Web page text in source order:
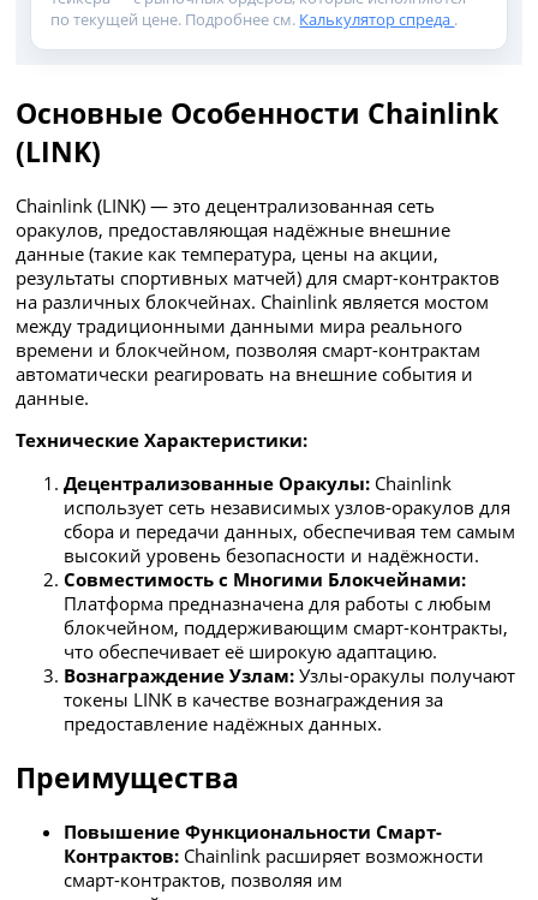
по текущей цене. Подробнее см. Калькулятор спреда .
Основные Особенности Chainlink
(LINK)
Chainlink (LINK) — это децентрализованная сеть
оракулов, предоставляющая надёжные внешние
данные (такие как температура, цены на акции,
результаты спортивных матчей) для смарт-контрактов
на различных блокчейнах. Chainlink является мостом
между традиционными данными мира реального
времени и блокчейном, позволяя смарт-контрактам
автоматически реагировать на внешние события и
данные.
Технические Характеристики:
Децентрализованные Оракулы: Chainlink
использует сеть независимых узлов-оракулов для
сбора и передачи данных, обеспечивая тем самым
высокий уровень безопасности и надёжности.
Совместимость с Многими Блокчейнами:
Платформа предназначена для работы с любым
блокчейном, поддерживающим смарт-контракты,
что обеспечивает её широкую адаптацию.
Вознаграждение Узлам: Узлы-оракулы получают
токены LINK в качестве вознаграждения за
предоставление надёжных данных.
Преимущества
Повышение Функциональности Смарт-
Контрактов: Chainlink расширяет возможности
смарт-контрактов, позволяя им